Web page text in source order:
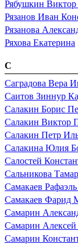
Рябушкин
Рязанов Иван
Рязанова
Ряхова Екатерина
С
Саградова Вера
Саитов Зиннур
Салакин Борис
Салакин Виктор
Салакин Петр
Салакина Юлия
Салостей
Сальникова
Самакаев
Самакаев Фарид
Самарин
Самарин
Самарин